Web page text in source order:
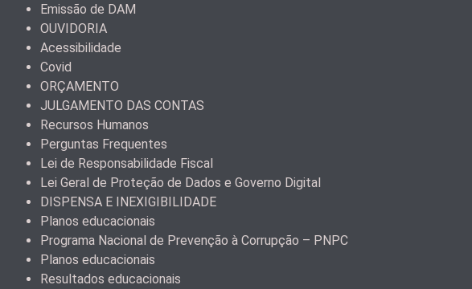
Emissão de DAM
OUVIDORIA
Acessibilidade
Covid
ORÇAMENTO
JULGAMENTO DAS CONTAS
Recursos Humanos
Perguntas Frequentes
Lei de Responsabilidade Fiscal
Lei Geral de Proteção de Dados e Governo Digital
DISPENSA E INEXIGIBILIDADE
Planos educacionais
Programa Nacional de Prevenção à Corrupção – PNPC
Planos educacionais
Resultados educacionais